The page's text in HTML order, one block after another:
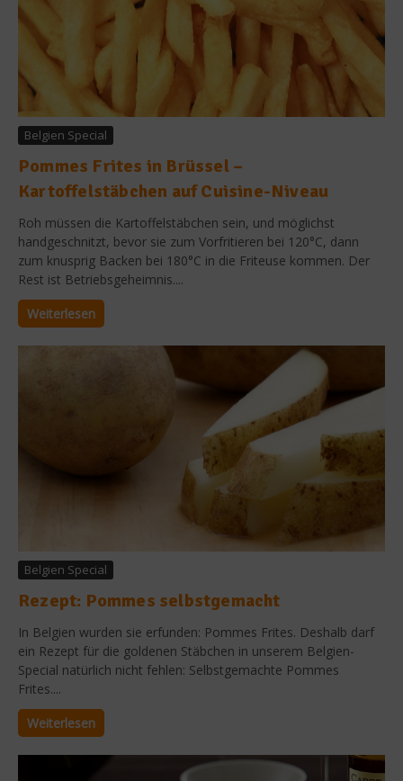
Belgien Special
Pommes Frites in Brüssel –
Kartoffelstäbchen auf Cuisine-Niveau
Roh müssen die Kartoffelstäbchen sein, und möglichst
handgeschnitzt, bevor sie zum Vorfritieren bei 120°C, dann
zum knusprig Backen bei 180°C in die Friteuse kommen. Der
Rest ist Betriebsgeheimnis....
Weiterlesen
Belgien Special
Rezept: Pommes selbstgemacht
In Belgien wurden sie erfunden: Pommes Frites. Deshalb darf
ein Rezept für die goldenen Stäbchen in unserem Belgien-
Special natürlich nicht fehlen: Selbstgemachte Pommes
Frites....
Weiterlesen